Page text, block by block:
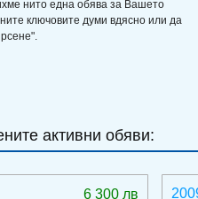
нито една обява за Вашето
ключовите думи вдясно или да
активни обяви:
6 300 лв